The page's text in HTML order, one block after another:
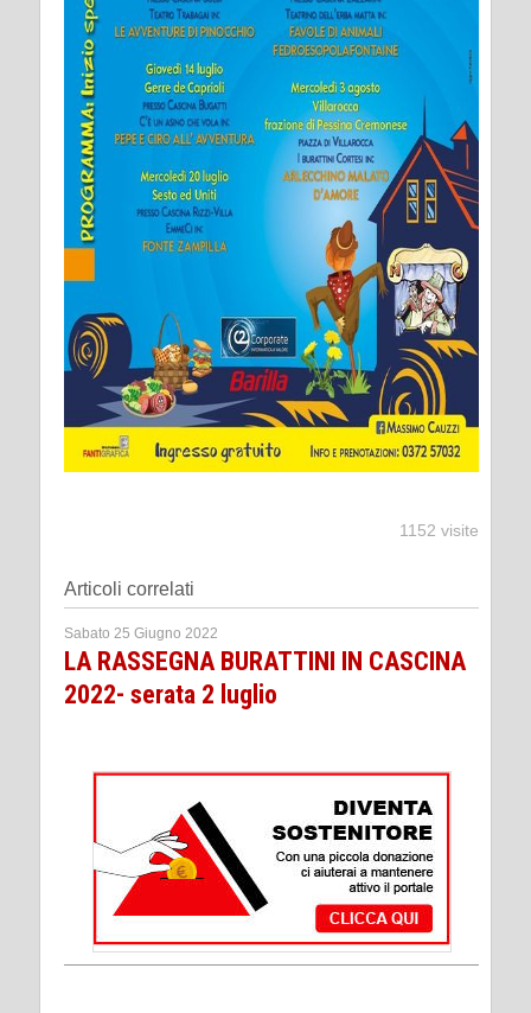
1152 visite
Articoli correlati
Sabato 25 Giugno 2022
LA RASSEGNA BURATTINI IN CASCINA
2022- serata 2 luglio